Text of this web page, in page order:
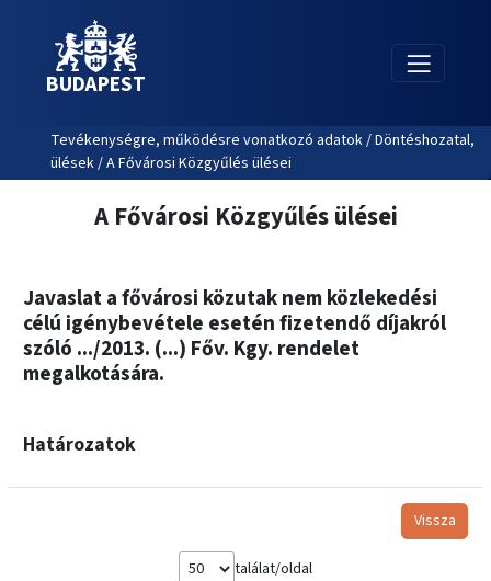
BUDAPEST
Tevékenységre, működésre vonatkozó adatok / Döntéshozatal,
ülések / A Fővárosi Közgyűlés ülései
A Fővárosi Közgyűlés ülései
Javaslat a fővárosi közutak nem közlekedési
célú igénybevétele esetén fizetendő díjakról
szóló .../2013. (...) Főv. Kgy. rendelet
megalkotására.
Határozatok
Vissza
találat/oldal